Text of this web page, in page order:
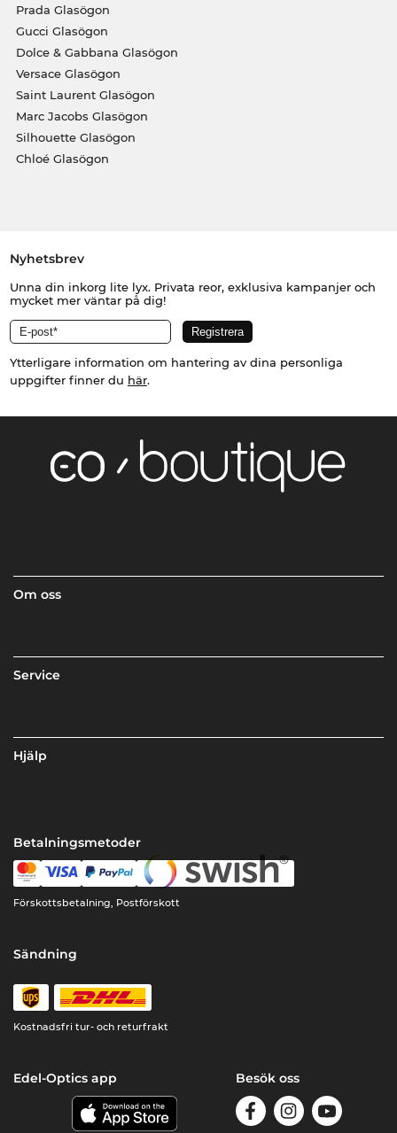
Prada Glasögon
Gucci Glasögon
Dolce & Gabbana Glasögon
Versace Glasögon
Saint Laurent Glasögon
Marc Jacobs Glasögon
Silhouette Glasögon
Chloé Glasögon
Nyhetsbrev
Unna din inkorg lite lyx. Privata reor, exklusiva kampanjer och
mycket mer väntar på dig!
Ytterligare information om hantering av dina personliga
uppgifter finner du här.
Om oss
Service
Hjälp
Betalningsmetoder
Förskottsbetalning, Postförskott
Sändning
Kostnadsfri tur- och returfrakt
Edel-Optics app Besök oss